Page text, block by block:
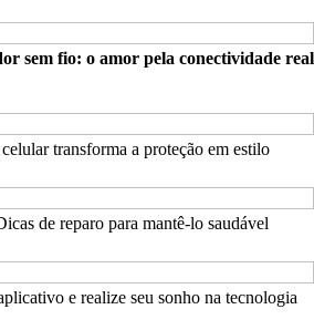
sem fio: o amor pela conectividade real
transforma a proteção em estilo
de reparo para mantê-lo saudável
e realize seu sonho na tecnologia